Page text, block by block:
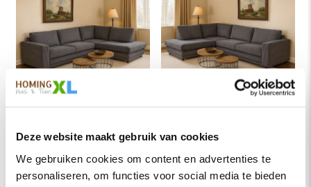
Deze website maakt gebruik van cookies
We gebruiken cookies om content en advertenties te
personaliseren, om functies voor social media te bieden
Zoom 21 - 2,04 x 2,61 mtr breed
1.099,-
Zoom 21 - 2,04 x 2,61 mtr breed
1.099,-